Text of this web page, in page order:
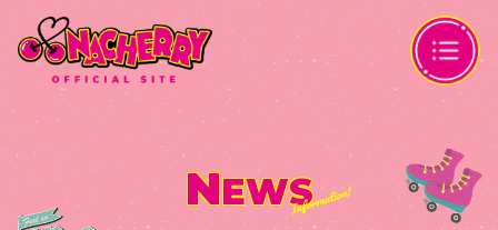
NEWS